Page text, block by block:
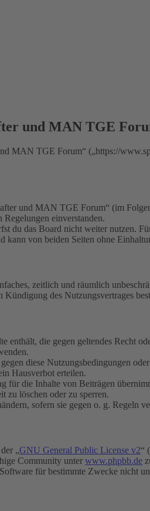
und MAN TGE
MAN TGE Forum“ („https://
und MAN TGE Forum“ (im
einverstanden.
du das Board nicht weiter nutzen.
kann von beiden Seiten ohne
zeitlich und räumlich
des Nutzungsvertrages
enthält, die gegen geltendes Recht
diese Nutzungsbedingungen
Hausverbot erteilen.
für die Inhalte von Beiträgen
zu löschen oder zu sperren.
sofern sie gegen o. g. Regeln
„GNU General Public License v2“
Community unter www.phpbb.de
für bestimmte Zwecke nicht